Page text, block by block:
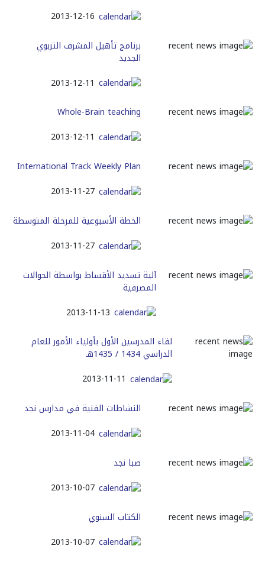
2013-12-16
برنامج تأهيل المشرف التربوي
الجديد
2013-12-11
Whole-Brain teaching
2013-12-11
International Track Weekly Plan
2013-11-27
الخطة الأسبوعية للمرحلة المتوسطة
2013-11-27
آلية تسديد الأقساط بواسطة الحوالات
المصرفية
2013-11-13
لقاء المدرسين الأول بأولياء الأمور للعام
الدراسي 1434 / 1435هـ
2013-11-11
النشاطات الفنية في مدارس نجد
2013-11-04
صبا نجد
2013-10-07
الكتاب السنوي
2013-10-07